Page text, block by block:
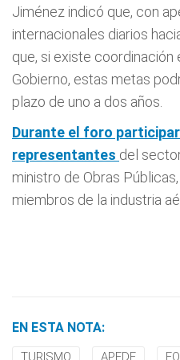
Jiménez indicó que, con
internacionales diarios
que, si existe
Gobierno, estas metas
plazo de uno a dos años.
Durante el foro
representantes del
ministro de Obras
miembros de la industria
EN ESTA NOTA:
TURISMO APEDE